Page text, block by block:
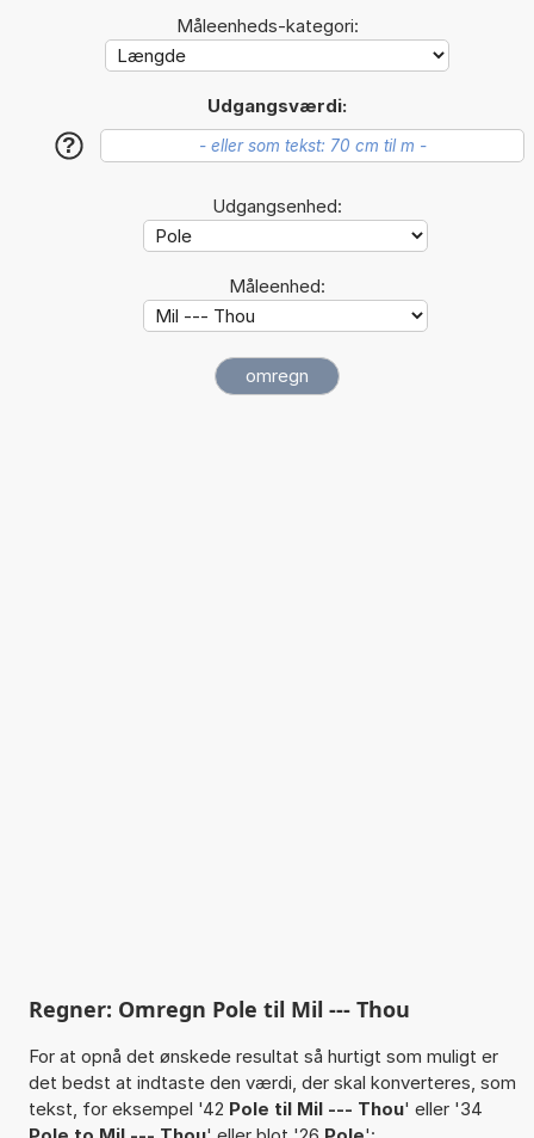
Måleenheds-kategori:
Udgangsværdi:
?
Udgangsenhed:
Måleenhed:
Regner: Omregn Pole til Mil --- Thou
For at opnå det ønskede resultat så hurtigt som muligt er
det bedst at indtaste den værdi, der skal konverteres, som
tekst, for eksempel '42 Pole til Mil --- Thou' eller '34